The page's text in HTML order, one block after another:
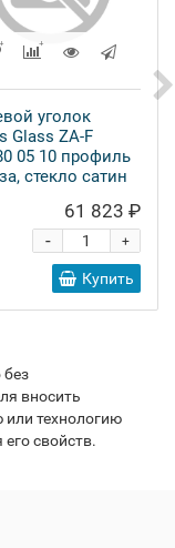
уголок
Glass ZA-F
05 10 профиль
стекло сатин
61 823 ₽
+
-
Купить
без
вносить
технологию
свойств.